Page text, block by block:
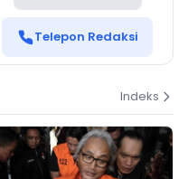
Telepon Redaksi
Indeks